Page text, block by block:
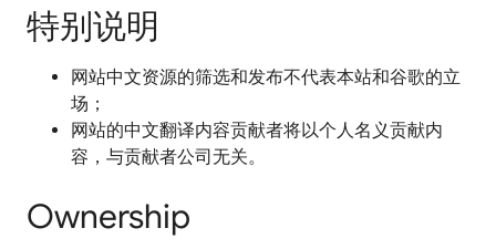
特别说明
网站中文资源的筛选和发布不代表本站和谷歌的立
场；
网站的中文翻译内容贡献者将以个人名义贡献内
容，与贡献者公司无关。
Ownership